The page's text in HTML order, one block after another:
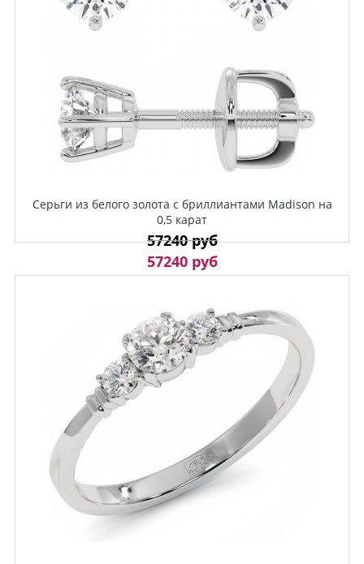
Серьги из белого золота с бриллиантами Madison на
0,5 карат
57240 руб
57240 руб